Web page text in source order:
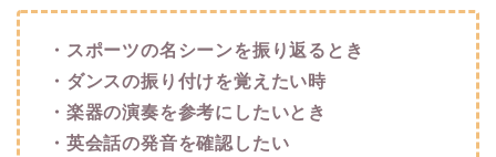
・スポーツの名シーンを振り返るとき
・ダンスの振り付けを覚えたい時
・楽器の演奏を参考にしたいとき
・英会話の発音を確認したい